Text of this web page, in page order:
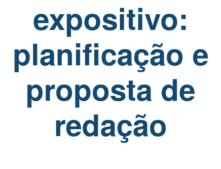
expositivo:
planificação e
proposta de
redação